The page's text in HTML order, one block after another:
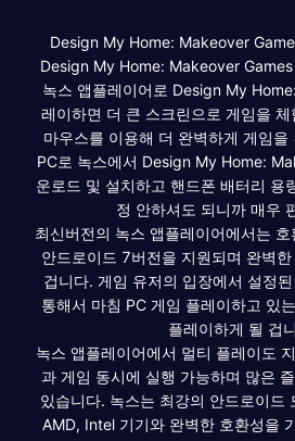
Design My Home: Makeover
Design My Home: Makeover
녹스 앱플레이어로 Design My
레이하면 더 큰 스크린으로 게임을
마우스를 이용해 더 완벽하게 게임을
PC로 녹스에서 Design My Home:
운로드 및 설치하고 핸드폰 배터리 용
정 안하셔도 되니까 매우
최신버전의 녹스 앱플레이어에서는
안드로이드 7버전을 지원되며 완벽
겁니다. 게임 유저의 입장에서 설정
통해서 마침 PC 게임 플레이하고 있
플레이하게 될 겁
녹스 앱플레이어에서 멀티 플레이도
과 게임 동시에 실행 가능하며 많은
있습니다. 녹스는 최강의 안드로이드
AMD, Intel 기기와 완벽한 호환성을